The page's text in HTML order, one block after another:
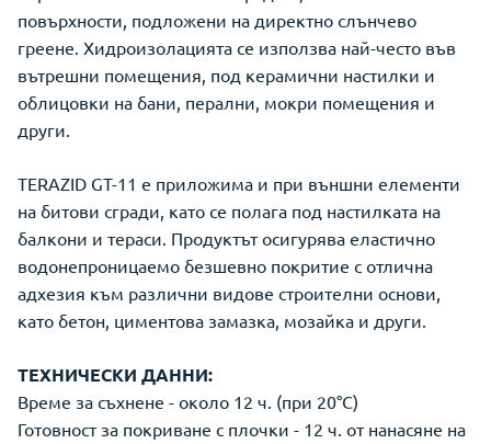
повърхности, подложени на директно слънчево
греене. Хидроизолацията се използва най-често във
вътрешни помещения, под керамични настилки и
облицовки на бани, перални, мокри помещения и
други.
TERAZID GT-11 е приложима и при външни елементи
на битови сгради, като се полага под настилката на
балкони и тераси. Продуктът осигурява еластично
водонепроницаемо безшевно покритие с отлична
адхезия към различни видове строителни основи,
като бетон, циментова замазка, мозайка и други.
ТЕХНИЧЕСКИ ДАННИ:
Време за съхнене - около 12 ч. (при 20°С)
Готовност за покриване с плочки - 12 ч. от нанасяне на